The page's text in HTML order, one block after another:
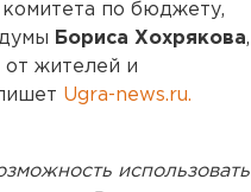
по бюджету,
Бориса Хохрякова,
жителей и
Ugra-news.ru.
использовать